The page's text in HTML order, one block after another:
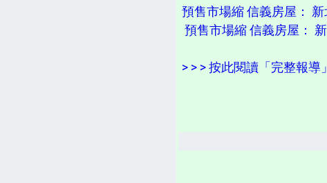
預售市場縮 信義房屋：
預售市場縮 信義房屋：
> > > 按此閱讀「完整報導」